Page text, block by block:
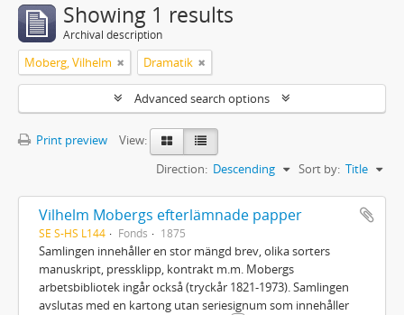
Showing 1 results
Archival description
Moberg, Vilhelm Dramatik
Advanced search options
Print preview
View:
Sort by: Title
Direction: Descending
Vilhelm Mobergs efterlämnade papper
SE S-HS L144 Fonds 1875
Samlingen innehåller en stor mängd brev, olika sorters
manuskript, pressklipp, kontrakt m.m. Mobergs
arbetsbibliotek ingår också (tryckår 1821-1973). Samlingen
avslutas med en kartong utan seriesignum som innehåller